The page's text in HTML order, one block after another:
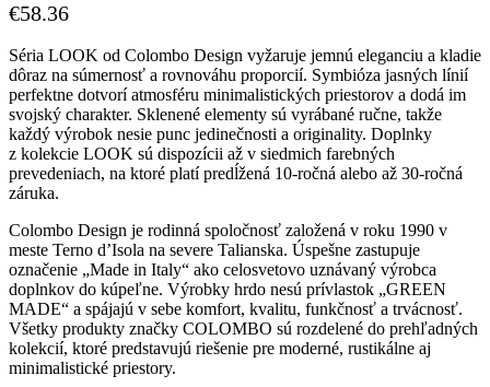
€58.36
Séria LOOK od Colombo Design vyžaruje jemnú eleganciu a kladie
dôraz na súmernosť a rovnováhu proporcií. Symbióza jasných línií
perfektne dotvorí atmosféru minimalistických priestorov a dodá im
svojský charakter. Sklenené elementy sú vyrábané ručne, takže
každý výrobok nesie punc jedinečnosti a originality. Doplnky
z kolekcie LOOK sú dispozícii až v siedmich farebných
prevedeniach, na ktoré platí predĺžená 10-ročná alebo až 30-ročná
záruka.
Colombo Design je rodinná spoločnosť založená v roku 1990 v
meste Terno d’Isola na severe Talianska. Úspešne zastupuje
označenie „Made in Italy“ ako celosvetovo uznávaný výrobca
doplnkov do kúpeľne. Výrobky hrdo nesú prívlastok „GREEN
MADE“ a spájajú v sebe komfort, kvalitu, funkčnosť a trvácnosť.
Všetky produkty značky COLOMBO sú rozdelené do prehľadných
kolekcií, ktoré predstavujú riešenie pre moderné, rustikálne aj
minimalistické priestory.